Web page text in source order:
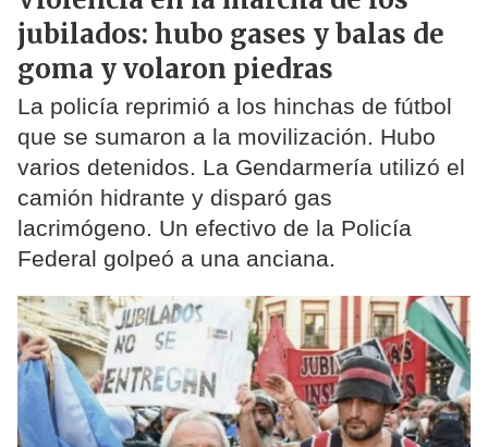
jubilados: hubo gases y balas de
goma y volaron piedras
La policía reprimió a los hinchas de fútbol
que se sumaron a la movilización. Hubo
varios detenidos. La Gendarmería utilizó el
camión hidrante y disparó gas
lacrimógeno. Un efectivo de la Policía
Federal golpeó a una anciana.